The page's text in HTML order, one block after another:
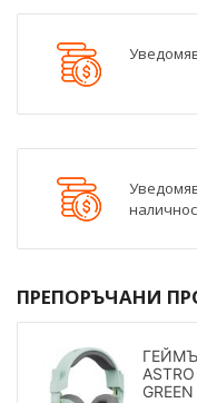
ПРЕПОРЪЧАНИ
GREEN